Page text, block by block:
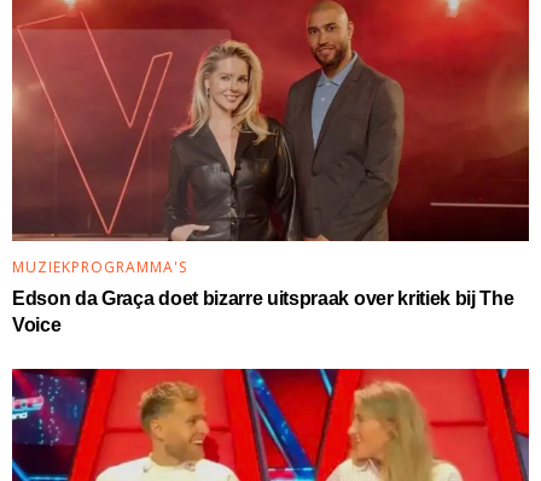
MUZIEKPROGRAMMA'S
Edson da Graça doet bizarre uitspraak over kritiek bij The
Voice